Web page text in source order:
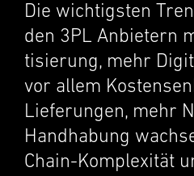
Die wichtig­sten
den 3PL Anbietern
tisierung, mehr
vor allem
Liefer­un­gen, mehr
Handhabung
Chain-Komplexität